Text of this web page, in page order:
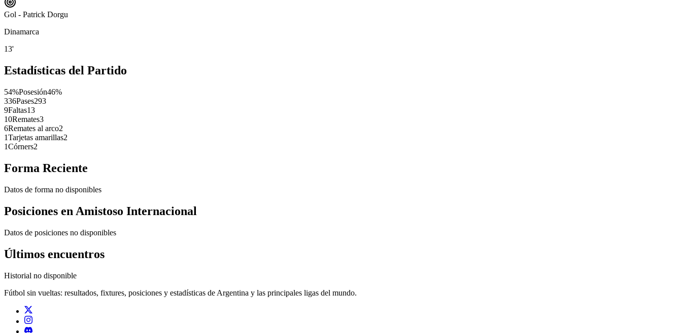
Gol - Patrick Dorgu
Dinamarca
13'
Estadísticas del Partido
54%Posesión46%
336Pases293
9Faltas13
10Remates3
6Remates al arco2
1Tarjetas amarillas2
1Córners2
Forma Reciente
Datos de forma no disponibles
Posiciones en Amistoso Internacional
Datos de posiciones no disponibles
Últimos encuentros
Historial no disponible
Fútbol sin vueltas: resultados, fixtures, posiciones y estadísticas de Argentina y las principales ligas del mundo.